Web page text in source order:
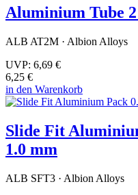
Aluminium Tube
ALB AT2M · Albion Alloys
UVP: 6,69 €
6,25 €
in den Warenkorb
Slide Fit
1.0 mm
ALB SFT3 · Albion Alloys